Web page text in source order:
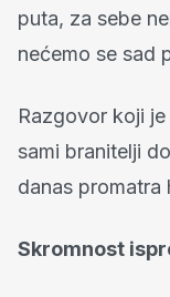
puta, za sebe
nećemo se sad
Razgovor koji
sami branitelji
danas promatra
Skromnost